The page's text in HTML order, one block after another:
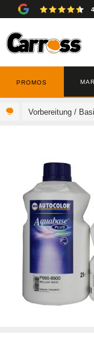
PROMOS
Vorbereitung /